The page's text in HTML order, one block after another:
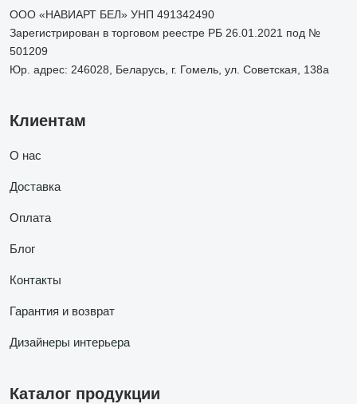
ООО «НАВИАРТ БЕЛ» УНП 491342490
Зарегистрирован в торговом реестре РБ 26.01.2021 под №
501209
Юр. адрес: 246028, Беларусь, г. Гомель, ул. Советская, 138а
Клиентам
О нас
Доставка
Оплата
Блог
Контакты
Гарантия и возврат
Дизайнеры интерьера
Каталог продукции